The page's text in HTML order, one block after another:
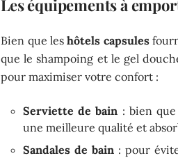
Les équipements à
Bien que leshôtels capsules
que le shampoing et le gel
pour maximiser votre confort :
Serviette de bain : bien
une meilleure qualité et
Sandales de bain : pour